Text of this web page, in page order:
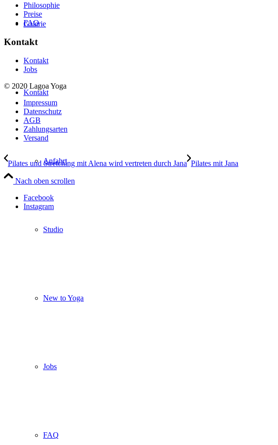
Galerie
Kontakt
Anfahrt
Studio
New to Yoga
Jobs
FAQ
Philosophie
Preise
FAQ
Kontakt
Kontakt
Jobs
© 2020 Lagoa Yoga
Impressum
Datenschutz
AGB
Zahlungsarten
Versand
Pilates und Stretching mit Alena wird vertreten durch Jana Pilates mit Jana
Nach oben scrollen
Facebook
Instagram